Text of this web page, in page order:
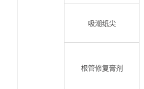
吸潮纸尖
根管修复膏剂